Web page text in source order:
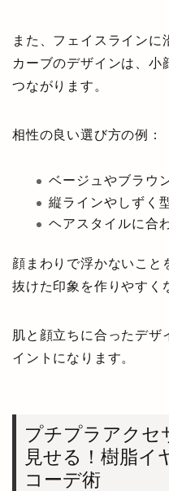
また、フェイスラインに
カーブのデザインは、小
つながります。
相性の良い選び方の例：
ベージュやブラウ
縦ラインやしずく
ヘアスタイルに合
顔まわりで浮かないこと
抜けた印象を作りやすく
肌と顔立ちに合ったデザ
イントになります。
プチプラアクセ
見せる！樹脂イ
コーデ術